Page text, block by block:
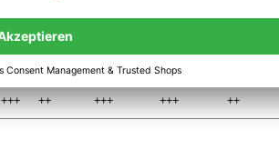
+++ ++ ++ ++ +++
+++ ++ ++ ++
+++ ++ +++ +++ ++